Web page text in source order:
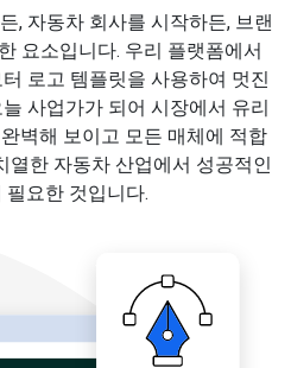
, 자동차 회사를 시작하든, 브랜
요소입니다. 우리 플랫폼에서
로고 템플릿을 사용하여 멋진
사업가가 되어 시장에서 유리
벽해 보이고 모든 매체에 적합
열한 자동차 산업에서 성공적인
필요한 것입니다.